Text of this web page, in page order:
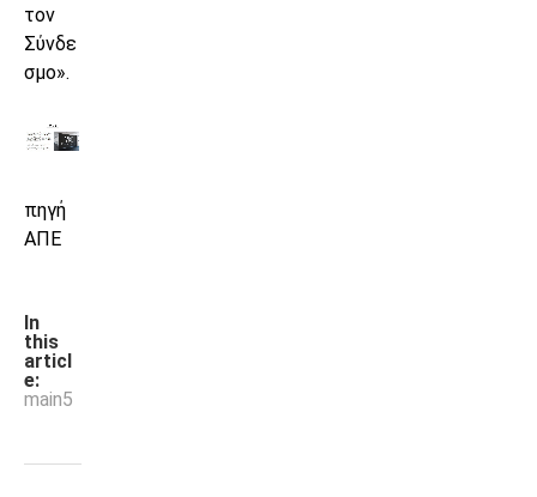
τον
Σύνδε
σμο».
πηγή
ΑΠΕ
In
this
articl
e:
main5